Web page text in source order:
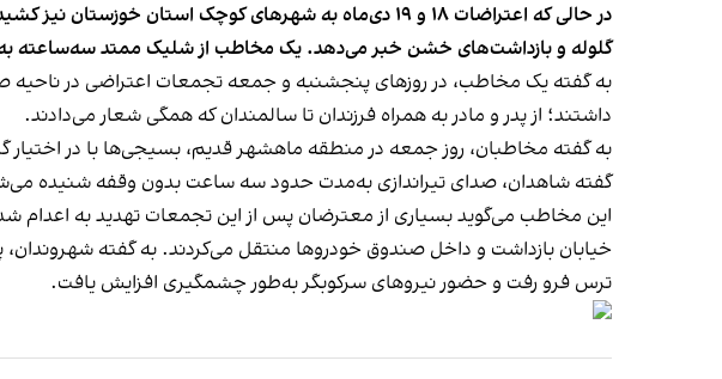
در حالی‌ که اعتراضات ۱۸ و ۱۹ دی‌ماه به شهرهای کوچک
گلوله و بازداشت‌های خشن خبر می‌دهد. یک مخاطب از شلیک ممتد سه‌ساعته
به گفته یک مخاطب، در روزهای پنجشنبه و جمعه تجمعات اعتراضی در
داشتند؛ از پدر و مادر به همراه فرزندان تا سالمندان که همگی شعار می‌دادند.
به گفته مخاطبان، روز جمعه در منطقه ماهشهر قدیم، بسیجی‌ها با در
گفته شاهدان، صدای تیراندازی به‌مدت حدود سه ساعت بدون وقفه شنیده
این مخاطب می‌گوید بسیاری از معترضان پس از این تجمعات تهدید به
خیابان بازداشت و داخل صندوق خودروها منتقل می‌کردند. به گفته
ترس فرو رفت و حضور نیروهای سرکوبگر به‌طور چشمگیری افزایش یافت.